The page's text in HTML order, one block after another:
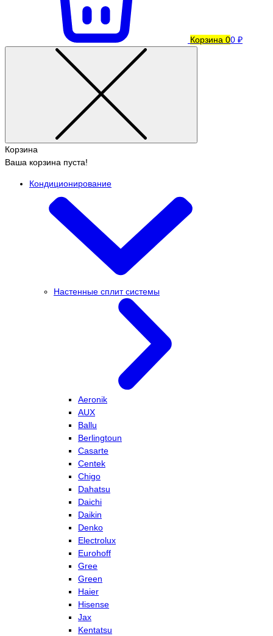
Корзина 00 ₽
Корзина
Ваша корзина пуста!
Кондиционирование
Настенные сплит системы
Aeronik
AUX
Ballu
Berlingtoun
Casarte
Centek
Chigo
Dahatsu
Daichi
Daikin
Denko
Electrolux
Eurohoff
Gree
Green
Haier
Hisense
Jax
Kentatsu